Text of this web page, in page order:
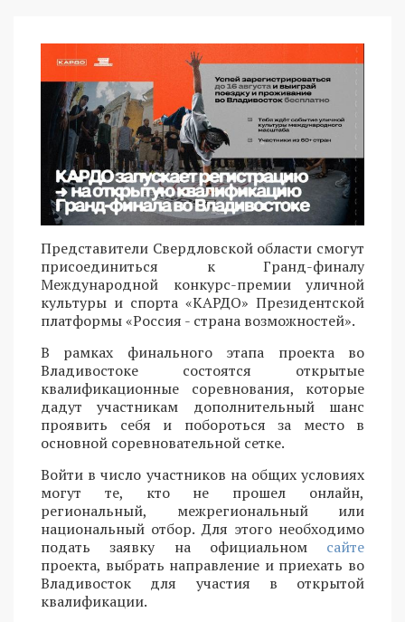
Представители Свердловской области смогут
присоединиться к Гранд-финалу
Международной конкурс-премии уличной
культуры и спорта «КАРДО» Президентской
платформы «Россия - страна возможностей».
В рамках финального этапа проекта во
Владивостоке состоятся открытые
квалификационные соревнования, которые
дадут участникам дополнительный шанс
проявить себя и побороться за место в
основной соревновательной сетке.
Войти в число участников на общих условиях
могут те, кто не прошел онлайн,
региональный, межрегиональный или
национальный отбор. Для этого необходимо
подать заявку на официальном сайте
проекта, выбрать направление и приехать во
Владивосток для участия в открытой
квалификации.